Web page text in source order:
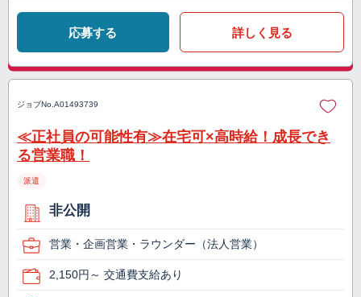
応募する 詳しく見る
ジョブNo. A01493739
≪正社員の可能性有≫在宅可×高時給！成長でき
る営業職！
派遣
非公開
営業・企画営業・ラウンダー（法人営業）
2,150円～ 交通費支給あり